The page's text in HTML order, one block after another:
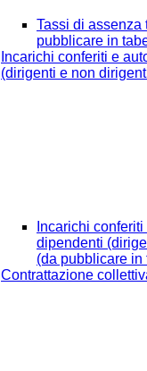
Tassi di assenza
pubblicare in
Incarichi conferiti e
(dirigenti e non
Incarichi
dipendenti
(da pubblicare in
Contrattazione